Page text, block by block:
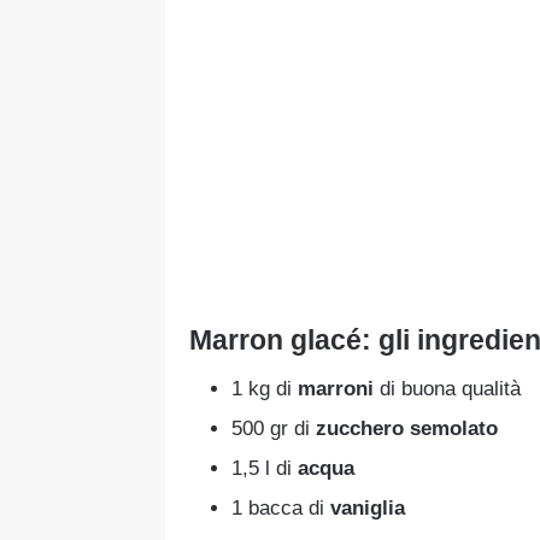
Marron glacé: gli
1 kg di marroni di buona qualità
500 gr di zucchero semolato
1,5 l di acqua
1 bacca di vaniglia